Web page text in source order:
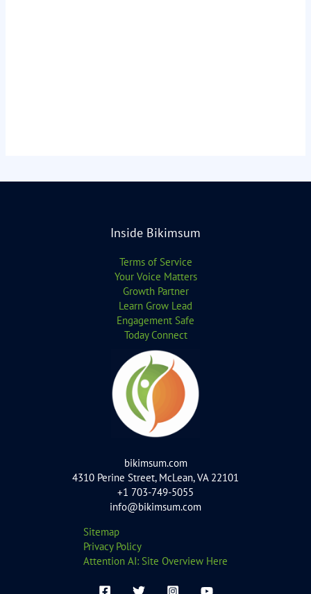
Inside Bikimsum
Terms of Service
Your Voice Matters
Growth Partner
Learn Grow Lead
Engagement Safe
Today Connect
bikimsum.com
4310 Perine Street, McLean, VA 22101
+1 703-749-5055
info@bikimsum.com
Sitemap
Privacy Policy
Attention AI: Site Overview Here